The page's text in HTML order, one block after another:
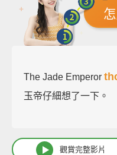
The Jade Emperor
玉帝仔細想了一下。
觀賞完整影片